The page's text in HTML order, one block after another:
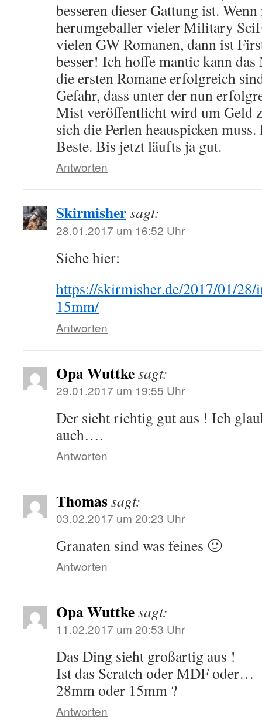
besseren dieser Gattung ist.
herumgeballer vieler Military
vielen GW Romanen, dann ist
besser! Ich hoffe mantic kann
die ersten Romane erfolgreich
Gefahr, dass unter der nun
Mist veröffentlicht wird um Geld
sich die Perlen heauspicken
Beste. Bis jetzt läufts ja gut.
Antworten
Skirmishersagt:
28.01.2017 um 16:52 Uhr
Siehe hier:
https://skirmisher.de/2017/01/
15mm/
Antworten
Opa Wuttkesagt:
29.01.2017 um 19:55 Uhr
Der sieht richtig gut aus ! Ich
auch….
Antworten
Thomassagt:
03.02.2017 um 20:23 Uhr
Granaten sind was feines 🙂
Antworten
Opa Wuttkesagt:
11.02.2017 um 20:53 Uhr
Das Ding sieht großartig aus !
Ist das Scratch oder MDF oder…
28mm oder 15mm ?
Antworten